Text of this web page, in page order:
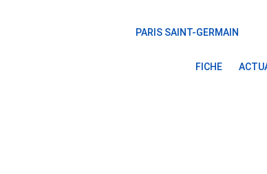
PARIS SAINT-GERMAIN
FICHE